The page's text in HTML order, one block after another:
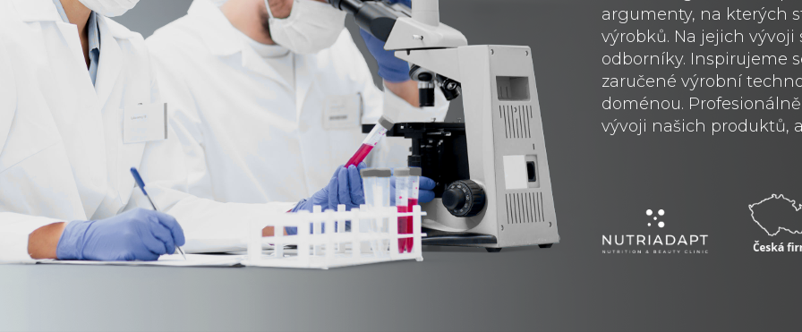
argumenty, na kterých
výrobků. Na jejich
odborníky. Inspirujeme
zaručené výrobní
doménou.
vývoji našich produktů,